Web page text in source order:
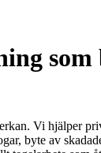
som
Vi hjälper
byte av